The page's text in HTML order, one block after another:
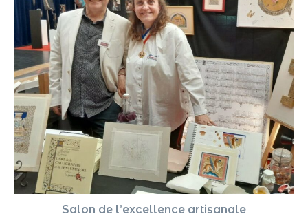
Salon de l’excellence artisanale